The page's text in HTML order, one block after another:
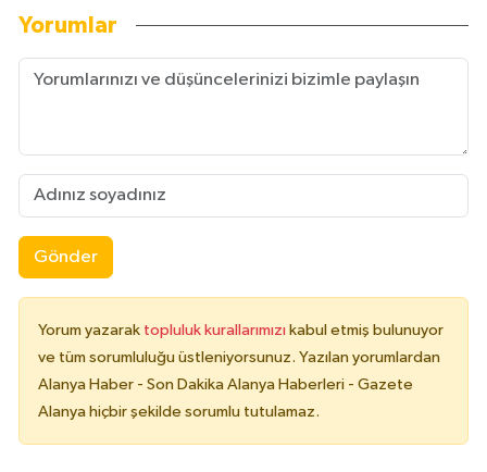
Yorumlar
Gönder
Yorum yazarak topluluk kurallarımızı kabul etmiş bulunuyor
ve tüm sorumluluğu üstleniyorsunuz. Yazılan yorumlardan
Alanya Haber - Son Dakika Alanya Haberleri - Gazete
Alanya hiçbir şekilde sorumlu tutulamaz.